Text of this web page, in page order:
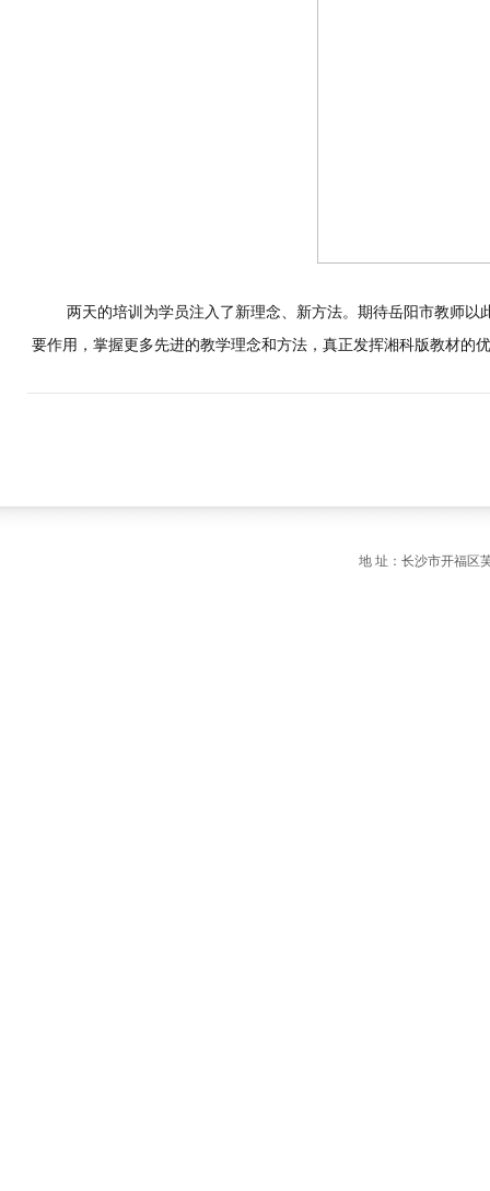
两天的培训为学员注入了新理念、新方法。期待岳阳市教师以
要作用，掌握更多先进的教学理念和方法，真正发挥湘科版教材的
地 址：长沙市开福区